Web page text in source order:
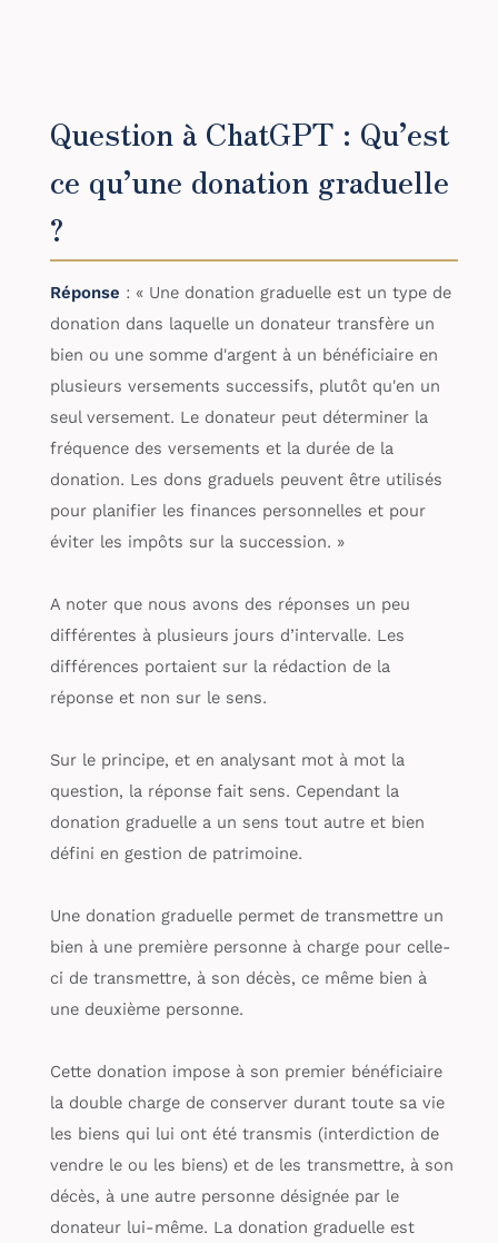
Question à ChatGPT : Qu’est
ce qu’une donation graduelle
?
Réponse : « Une donation graduelle est un type de
donation dans laquelle un donateur transfère un
bien ou une somme d'argent à un bénéficiaire en
plusieurs versements successifs, plutôt qu'en un
seul versement. Le donateur peut déterminer la
fréquence des versements et la durée de la
donation. Les dons graduels peuvent être utilisés
pour planifier les finances personnelles et pour
éviter les impôts sur la succession. »
A noter que nous avons des réponses un peu
différentes à plusieurs jours d’intervalle. Les
différences portaient sur la rédaction de la
réponse et non sur le sens.
Sur le principe, et en analysant mot à mot la
question, la réponse fait sens. Cependant la
donation graduelle a un sens tout autre et bien
défini en gestion de patrimoine.
Une donation graduelle permet de transmettre un
bien à une première personne à charge pour celle-
ci de transmettre, à son décès, ce même bien à
une deuxième personne.
Cette donation impose à son premier bénéficiaire
la double charge de conserver durant toute sa vie
les biens qui lui ont été transmis (interdiction de
vendre le ou les biens) et de les transmettre, à son
décès, à une autre personne désignée par le
donateur lui-même. La donation graduelle est